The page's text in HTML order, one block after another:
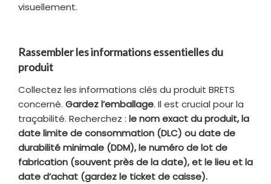
visuellement.
Rassembler les informations essentielles du
produit
Collectez les informations clés du produit BRETS
concerné. Gardez l’emballage. Il est crucial pour la
traçabilité. Recherchez : le nom exact du produit, la
date limite de consommation (DLC) ou date de
durabilité minimale (DDM), le numéro de lot de
fabrication (souvent près de la date), et le lieu et la
date d’achat (gardez le ticket de caisse).